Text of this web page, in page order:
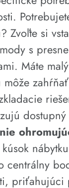
Zvoľte si
s
Máte
môže
centrálny
priťahujúci